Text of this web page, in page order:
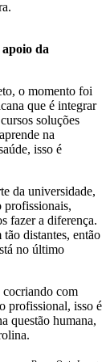
da
o momento foi
que é integrar
soluções
na
isso é
da universidade,
profissionais,
fazer a diferença.
distantes, então
no último
cocriando com
profissional, isso é
questão humana,